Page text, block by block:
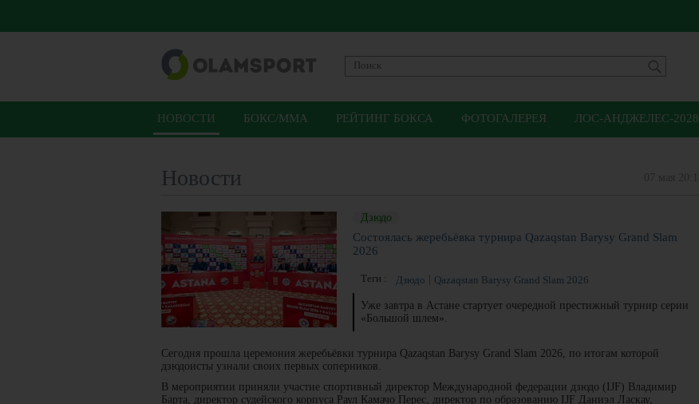
НОВОСТИ БОКС/ММА РЕЙТИНГ БОКСА ФОТОГАЛЕРЕЯ ЛОС-АНДЖЕЛЕС-2028
Новости
Дзюдо
Состоялась жеребьёвка турнира Qazaqstan Barysy Grand Slam
2026
Теги : Дзюдо Qazaqstan Barysy Grand Slam 2026
Уже завтра в Астане стартует очередной престижный турнир серии
«Большой шлем».
Сегодня прошла церемония жеребьёвки турнира Qazaqstan Barysy Grand Slam 2026, по итогам которой
дзюдоисты узнали своих первых соперников.
В мероприятии приняли участие спортивный директор Международной федерации дзюдо (IJF) Владимир
Барта, директор судейского корпуса Раул Камачо Перес, директор по образованию IJF Даниэл Ласкау,